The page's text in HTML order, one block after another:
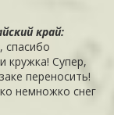
край:
спасибо
кружка! Супер,
переносить!
немножко снег